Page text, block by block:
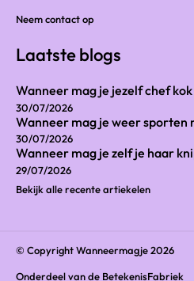
Neem contact op
Laatste blogs
Wanneer mag je jezelf chef
30/07/2026
Wanneer mag je weer sporten
30/07/2026
Wanneer mag je zelf je haar
29/07/2026
Bekijk alle recente artiekelen
© Copyright Wanneermagje 2026
Onderdeel vande BetekenisFabriek